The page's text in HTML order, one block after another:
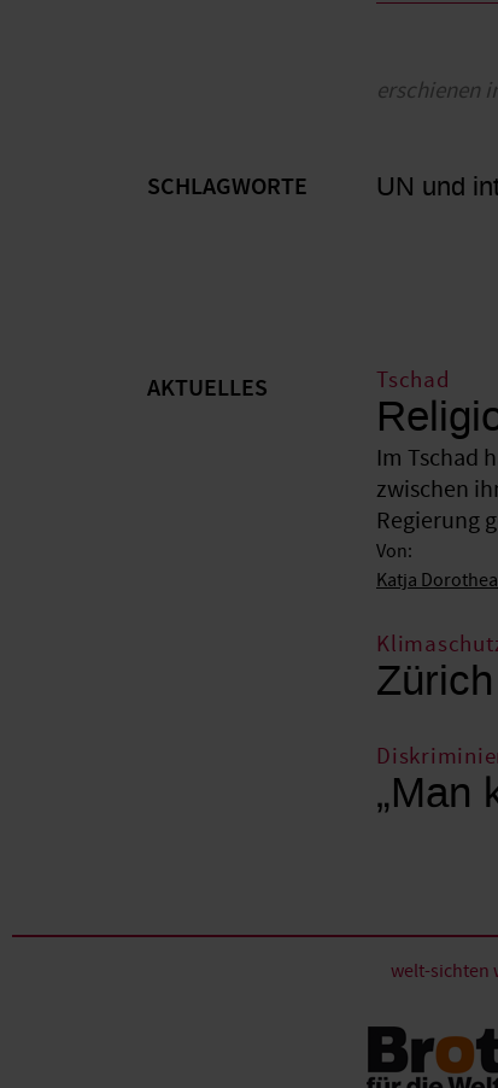
erschienen
SCHLAGWORTE UN und
AKTUELLES Tschad
Im Tschad
zwischen
Regierung
Von:
Katja
„Man
welt-sichten